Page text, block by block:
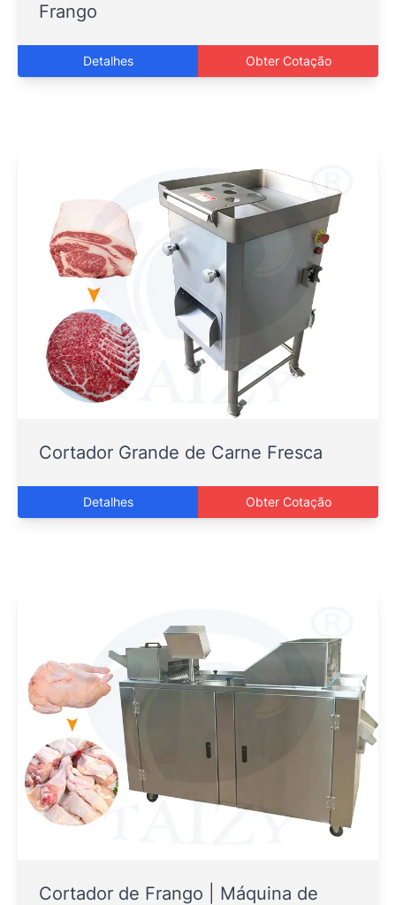
Frango
Detalhes Obter Cotação
Cortador Grande de Carne Fresca
Detalhes Obter Cotação
Cortador de Frango | Máquina de